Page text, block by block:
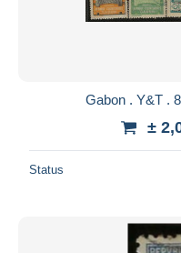
Gabon . Y&T .
±
Status